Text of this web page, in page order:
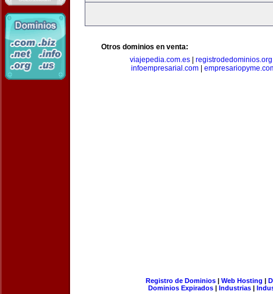
Otros dominios en venta:
viajepedia.com.es| registrodedominios.org
infoempresarial.com|
Registro de Dominios| Web Hosting |
Dominios Expirados | Industrias |